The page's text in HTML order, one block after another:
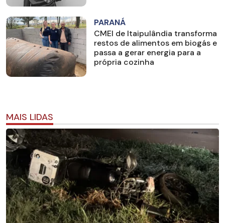
PARANÁ
CMEI de Itaipulândia transforma
restos de alimentos em biogás e
passa a gerar energia para a
própria cozinha
MAIS LIDAS